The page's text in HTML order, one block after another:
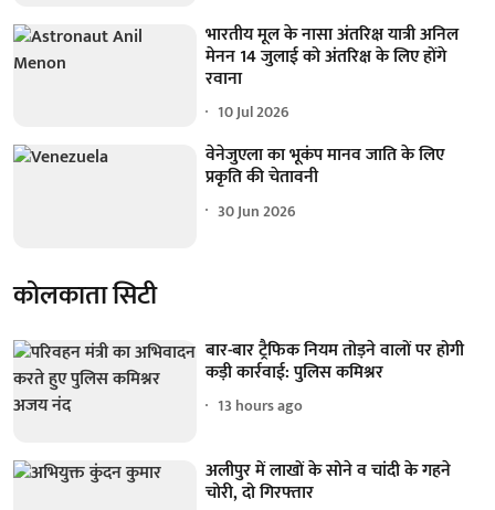
भारतीय मूल के नासा अंतरिक्ष यात्री अनिल
मेनन 14 जुलाई को अंतरिक्ष के लिए होंगे
रवाना
10 Jul 2026
वेनेजुएला का भूकंप मानव जाति के लिए
प्रकृति की चेतावनी
30 Jun 2026
कोलकाता सिटी
बार-बार ट्रैफिक नियम तोड़ने वालों पर होगी
कड़ी कार्रवाई: पुलिस कमिश्नर
13 hours ago
अलीपुर में लाखों के सोने व चांदी के गहने
चोरी, दो गिरफ्तार